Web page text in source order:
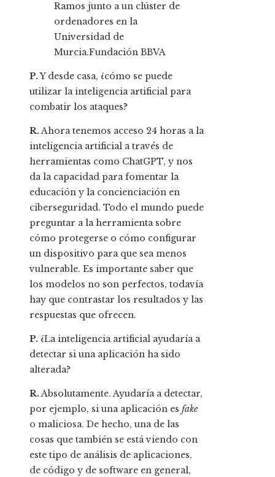
Ramos junto a un clúster de
ordenadores en la
Universidad de
Murcia.Fundación BBVA
P.Y desde casa, ¿cómo se puede
utilizar la inteligencia artificial para
combatir los ataques?
R.Ahora tenemos acceso 24 horas a la
inteligencia artificial a través de
herramientas como ChatGPT, y nos
da la capacidad para fomentar la
educación y la concienciación en
ciberseguridad. Todo el mundo puede
preguntar a la herramienta sobre
cómo protegerse o cómo configurar
un dispositivo para que sea menos
vulnerable. Es importante saber que
los modelos no son perfectos, todavía
hay que contrastar los resultados y las
respuestas que ofrecen.
P. ¿La inteligencia artificial ayudaría a
detectar si una aplicación ha sido
alterada?
R.Absolutamente. Ayudaría a detectar,
por ejemplo, si una aplicación es fake
o maliciosa. De hecho, una de las
cosas que también se está viendo con
este tipo de análisis de aplicaciones,
de código y de software en general,